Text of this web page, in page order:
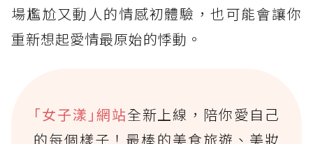
場尷尬又動人的情感初體驗，也可能會讓你
重新想起愛情最原始的悸動。
｢女子漾｣網站全新上線，陪你愛自己
的每個樣子！最棒的美食旅遊、美妝